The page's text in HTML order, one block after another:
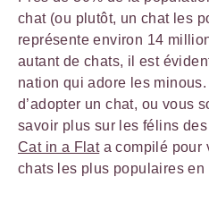
chat (ou plutôt, un chat les
représente environ 14
autant de chats, il est
nation qui adore les
d’adopter un chat, ou vous
savoir plus sur les félins
Cat in a Flata compilé pour
chats les plus populaires en